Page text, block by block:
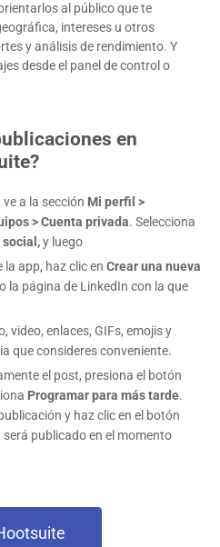
al público que te
intereses u otros
y análisis de rendimiento. Y
desde el panel de control o
en
a la sección Mi perfil >
> Cuenta privada. Selecciona
social,y luego
la app, haz clic en Crear una nueva
la página de LinkedIn con la que
video, enlaces, GIFs, emojis y
que consideres conveniente.
el post, presiona el botón
Programar para más tarde.
y haz clic en el botón
será publicado en el momento